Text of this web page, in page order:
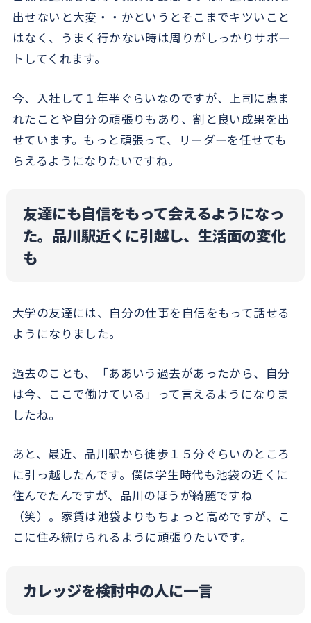
出せないと大変・・かというとそこまでキツいこと
はなく、うまく行かない時は周りがしっかりサポー
トしてくれます。
今、入社して１年半ぐらいなのですが、上司に恵ま
れたことや自分の頑張りもあり、割と良い成果を出
せています。もっと頑張って、リーダーを任せても
らえるようになりたいですね。
友達にも自信をもって会えるようになっ
た。品川駅近くに引越し、生活面の変化
も
大学の友達には、自分の仕事を自信をもって話せる
ようになりました。
過去のことも、「ああいう過去があったから、自分
は今、ここで働けている」って言えるようになりま
したね。
あと、最近、品川駅から徒歩１５分ぐらいのところ
に引っ越したんです。僕は学生時代も池袋の近くに
住んでたんですが、品川のほうが綺麗ですね
（笑）。家賃は池袋よりもちょっと高めですが、こ
こに住み続けられるように頑張りたいです。
カレッジを検討中の人に一言